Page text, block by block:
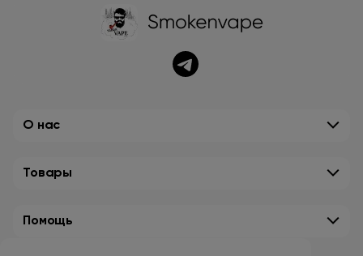
О нас
Товары
Помощь